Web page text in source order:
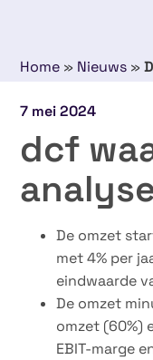
Home » Nieuws »
7 mei 2024
dcf
De omzet
met 4% per
eindwaarde
De omzet
omzet (60%)
EBIT-marge